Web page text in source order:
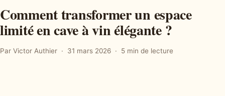
Comment transformer un espace
limité en cave à vin élégante ?
Par Victor Authier 31 mars 2026 5 min de lecture